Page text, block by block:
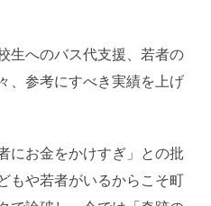
生へのバス代支援、若者の
、参考にすべき実績を上げ
にお金をかけすぎ」との批
もや若者がいるからこそ町